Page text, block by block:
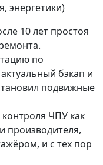
энергетики)
10 лет простоя
по
бэкап и
подвижные
ЧПУ как
производителя,
и с тех пор